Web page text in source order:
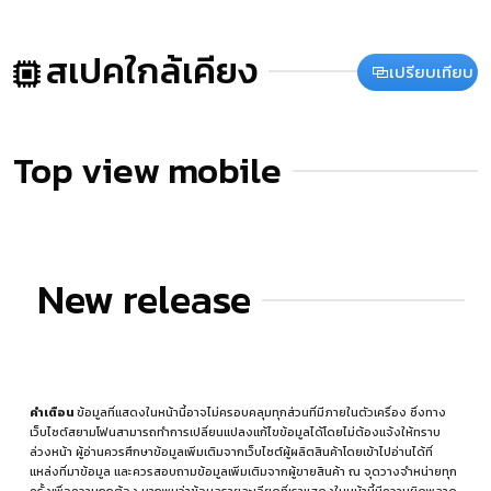
สเปคใกล้เคียง เปรียบเทียบ
Top view mobile
New release
คำเตือนข้อมูลที่แสดงในหน้านี้อาจไม่ครอบคลุมทุกส่วนที่มีภายในตัวเครื่อง ซึ่งทาง
เว็บไซต์สยามโฟนสามารถทำการเปลี่ยนแปลงแก้ไขข้อมูลได้โดยไม่ต้องแจ้งให้ทราบ
ล่วงหน้า ผู้อ่านควรศึกษาข้อมูลเพิ่มเติมจากเว็บไซต์ผู้ผลิตสินค้าโดยเข้าไปอ่านได้ที่
แหล่งที่มาข้อมูล และควรสอบถามข้อมูลเพิ่มเติมจากผู้ขายสินค้า ณ จุดวางจำหน่ายทุก